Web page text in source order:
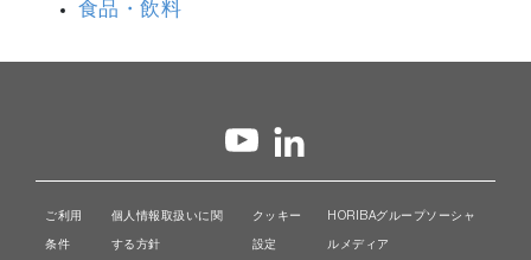
食品・飲料
ご利用
条件
個人情報取扱いに関
する方針
クッキー
設定
HORIBAグループソーシャ
ルメディア